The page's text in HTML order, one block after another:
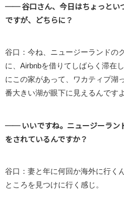
── 谷口さん、今日はちょっとい
ですが、どちらに？
谷口：今ね、ニュージーランドの
に、Airbnbを借りてしばらく滞在
にこの家があって、ワカティプ湖
番大きい湖が眼下に見えるんですよ
── いいですね。ニュージーラン
をされているんですか？
谷口：妻と年に何回か海外に行く
ところを見つけに行く感じ。